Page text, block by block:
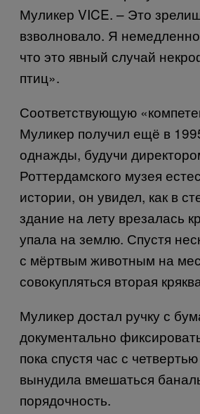
Муликер VICE. – Это
взволновало. Я
что это явный случай
птиц».
Соответствующую
Муликер получил ещё в
однажды, будучи
Роттердамского музея
истории, он увидел, как в
здание на лету врезалась
упала на землю. Спустя
с мёртвым животным на
совокупляться вторая
Муликер достал ручку с
документально
пока спустя час с
вынудила вмешаться
порядочность.